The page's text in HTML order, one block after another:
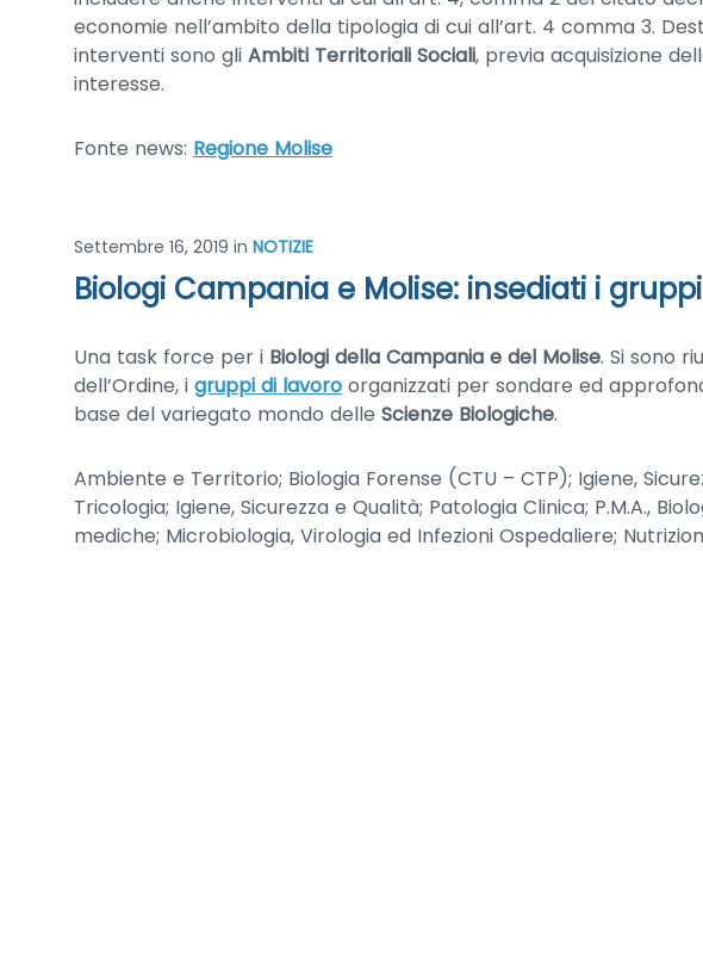
economie nell’ambito della tipologia di cui all’art. 4 comma 3.
interventi sono gli Ambiti Territoriali Sociali, previa acquisizione
interesse.
Fonte news: Regione Molise
Settembre 16, 2019 in NOTIZIE
Biologi Campania e Molise: insediati i
Una task force per i Biologi della Campania e del Molise. Si sono
dell’Ordine, i gruppi di lavoro organizzati per sondare ed
base del variegato mondo delle Scienze Biologiche.
Ambiente e Territorio; Biologia Forense (CTU – CTP); Igiene,
Tricologia; Igiene, Sicurezza e Qualità; Patologia Clinica; P.M.A.,
mediche; Microbiologia, Virologia ed Infezioni Ospedaliere;